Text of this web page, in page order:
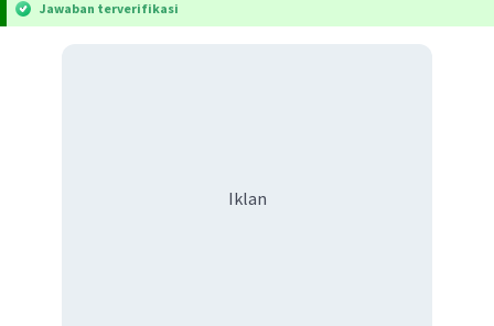
Jawaban terverifikasi
Iklan